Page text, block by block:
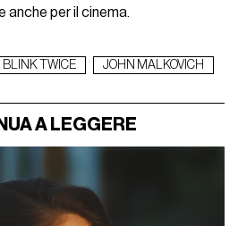
anche per il cinema.
BLINK TWICE JOHN MALKOVICH
A LEGGERE